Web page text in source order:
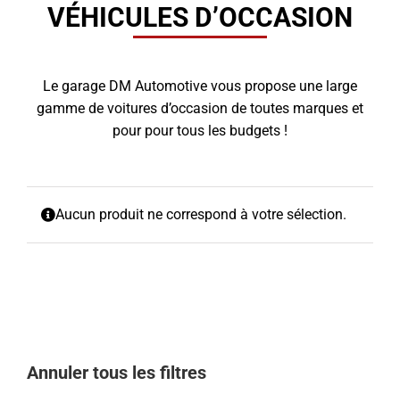
VÉHICULES D’OCCASION
Le garage DM Automotive vous propose une large
gamme de voitures d’occasion de toutes marques et
pour pour tous les budgets !
Aucun produit ne correspond à votre sélection.
Annuler tous les filtres